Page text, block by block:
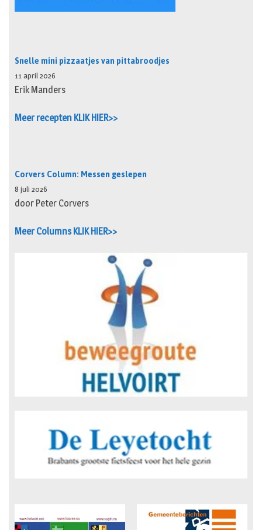
Snelle mini pizzaatjes van pittabroodjes
11 april 2026
Erik Manders
Meer recepten KLIK HIER>>
Corvers Column: Messen geslepen
8 juli 2026
door Peter Corvers
Meer Columns KLIK HIER>>